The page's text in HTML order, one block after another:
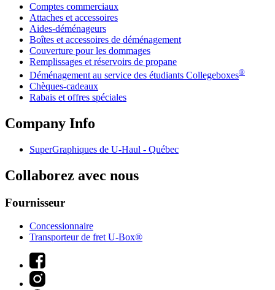
Comptes commerciaux
Attaches et accessoires
Aides-déménageurs
Boîtes et accessoires de déménagement
Couverture pour les dommages
Remplissages et réservoirs de propane
Déménagement au service des étudiants Collegeboxes®
Chèques-cadeaux
Rabais et offres spéciales
Company Info
SuperGraphiques de U-Haul - Québec
Collaborez avec nous
Fournisseur
Concessionnaire
Transporteur de fret U-Box®